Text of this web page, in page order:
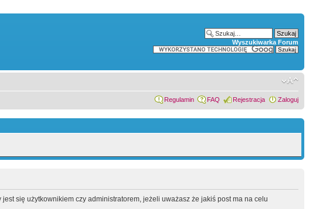
Wyszukiwarka Forum
Regulamin FAQ Rejestracja Zaloguj
jest się użytkownikiem czy administratorem, jeżeli uważasz że jakiś post ma na celu